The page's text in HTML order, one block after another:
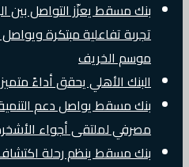
بنك مسقط يعزّز التواصل
تجربة تفاعلية مبتكرة
موسم الخريف
البنك الأهلي يحقق أداءً
بنك مسقط يواصل دعم
مصرفي لملتقى أجواء الأشخرة
بنك مسقط ينظم رحلة